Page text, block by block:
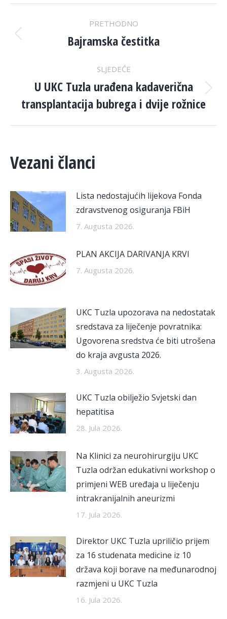
POST
NAVIGATION
PRETHODNO
Previous
Bajramska čestitka
SLJEDEĆE
Next
post:
U UKC Tuzla urađena kadaverična
transplantacija bubrega i dvije rožnice
Vezani članci
Lista nedostajućih lijekova Fonda
zdravstvenog osiguranja FBiH
7. Augusta 2026.
PLAN AKCIJA DARIVANJA KRVI
7. Augusta 2026.
UKC Tuzla upozorava na nedostatak
sredstava za liječenje povratnika:
Ugovorena sredstva će biti utrošena
do kraja avgusta 2026.
3. Augusta 2026.
UKC Tuzla obilježio Svjetski dan
hepatitisa
28. Jula 2026.
Na Klinici za neurohirurgiju UKC
Tuzla održan edukativni workshop o
primjeni WEB uređaja u liječenju
intrakranijalnih aneurizmi
17. Jula 2026.
Direktor UKC Tuzla upriličio prijem
za 16 studenata medicine iz 10
država koji borave na međunarodnoj
razmjeni u UKC Tuzla
16. Jula 2026.